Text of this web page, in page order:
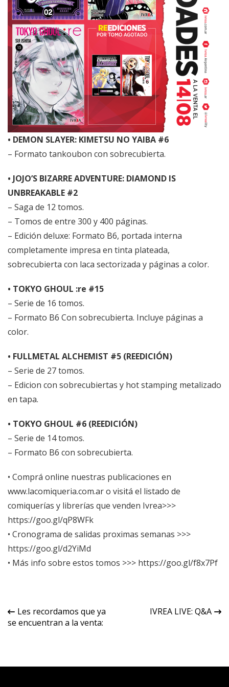
• DEMON SLAYER: KIMETSU NO YAIBA #6
– Formato tankoubon con sobrecubierta.
• JOJO’S BIZARRE ADVENTURE: DIAMOND IS
UNBREAKABLE #2
– Saga de 12 tomos.
– Tomos de entre 300 y 400 páginas.
– Edición deluxe: Formato B6, portada interna
completamente impresa en tinta plateada,
sobrecubierta con laca sectorizada y páginas a color.
• TOKYO GHOUL :re #15
– Serie de 16 tomos.
– Formato B6 Con sobrecubierta. Incluye páginas a
color.
• FULLMETAL ALCHEMIST #5 (REEDICIÓN)
– Serie de 27 tomos.
– Edicion con sobrecubiertas y hot stamping metalizado
en tapa.
• TOKYO GHOUL #6 (REEDICIÓN)
– Serie de 14 tomos.
– Formato B6 con sobrecubierta.
• Comprá online nuestras publicaciones en
www.lacomiqueria.com.aro visitá el listado de
comiquerías y librerías que venden Ivrea>>>
https://goo.gl/qP8WFk
• Cronograma de salidas proximas semanas >>>
https://goo.gl/d2YiMd
• Más info sobre estos tomos >>> https://goo.gl/f8x7Pf
Navegación
de
Les recordamos que ya
se encuentran a la venta:
IVREA LIVE: Q&A